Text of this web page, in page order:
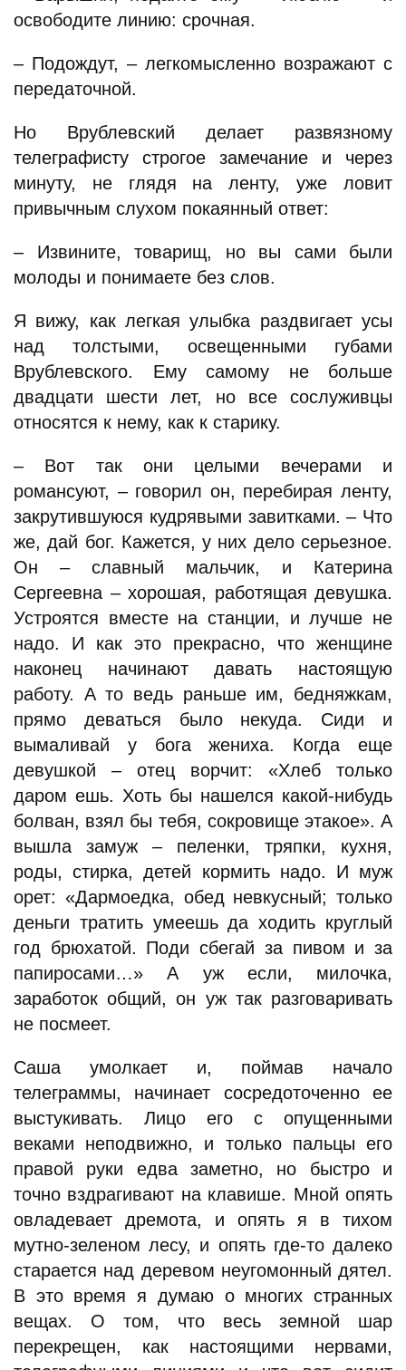
освободите линию: срочная.
– Подождут, – легкомысленно возражают с
передаточной.
Но Врублевский делает развязному
телеграфисту строгое замечание и через
минуту, не глядя на ленту, уже ловит
привычным слухом покаянный ответ:
– Извините, товарищ, но вы сами были
молоды и понимаете без слов.
Я вижу, как легкая улыбка раздвигает усы
над толстыми, освещенными губами
Врублевского. Ему самому не больше
двадцати шести лет, но все сослуживцы
относятся к нему, как к старику.
– Вот так они целыми вечерами и
романсуют, – говорил он, перебирая ленту,
закрутившуюся кудрявыми завитками. – Что
же, дай бог. Кажется, у них дело серьезное.
Он – славный мальчик, и Катерина
Сергеевна – хорошая, работящая девушка.
Устроятся вместе на станции, и лучше не
надо. И как это прекрасно, что женщине
наконец начинают давать настоящую
работу. А то ведь раньше им, бедняжкам,
прямо деваться было некуда. Сиди и
вымаливай у бога жениха. Когда еще
девушкой – отец ворчит: «Хлеб только
даром ешь. Хоть бы нашелся какой-нибудь
болван, взял бы тебя, сокровище этакое». А
вышла замуж – пеленки, тряпки, кухня,
роды, стирка, детей кормить надо. И муж
орет: «Дармоедка, обед невкусный; только
деньги тратить умеешь да ходить круглый
год брюхатой. Поди сбегай за пивом и за
папиросами…» А уж если, милочка,
заработок общий, он уж так разговаривать
не посмеет.
Саша умолкает и, поймав начало
телеграммы, начинает сосредоточенно ее
выстукивать. Лицо его с опущенными
веками неподвижно, и только пальцы его
правой руки едва заметно, но быстро и
точно вздрагивают на клавише. Мной опять
овладевает дремота, и опять я в тихом
мутно-зеленом лесу, и опять где-то далеко
старается над деревом неугомонный дятел.
В это время я думаю о многих странных
вещах. О том, что весь земной шар
перекрещен, как настоящими нервами,